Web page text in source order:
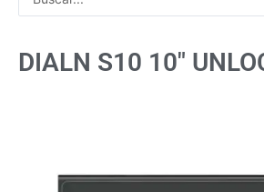
DIALN S10 10"